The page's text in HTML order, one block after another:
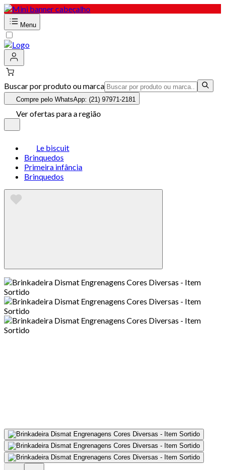
Menu
Buscar por produto ou marca
Compre pelo WhatsApp: (21) 97971-2181
Ver ofertas para a região
Le biscuit
Brinquedos
Primeira infância
Brinquedos